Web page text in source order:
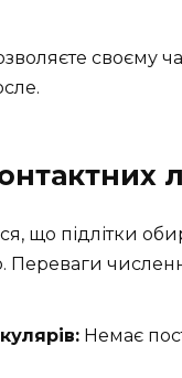
своєму
що підлітки
Переваги
Немає